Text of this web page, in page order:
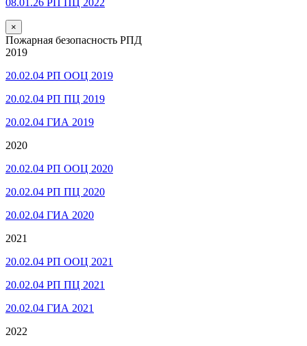
×
Пожарная безопасность РПД
2019
20.02.04 РП ООЦ 2019
20.02.04 РП ПЦ 2019
20.02.04 ГИА 2019
2020
20.02.04 РП ООЦ 2020
20.02.04 РП ПЦ 2020
20.02.04 ГИА 2020
2021
20.02.04 РП ООЦ 2021
20.02.04 РП ПЦ 2021
20.02.04 ГИА 2021
2022